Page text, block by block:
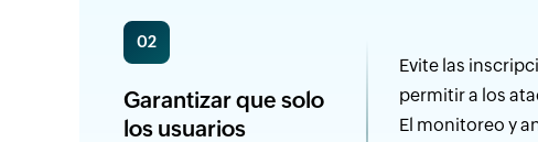
02
Garantizar que solo
los usuarios
Evite las
permitir a los
El monitoreo y